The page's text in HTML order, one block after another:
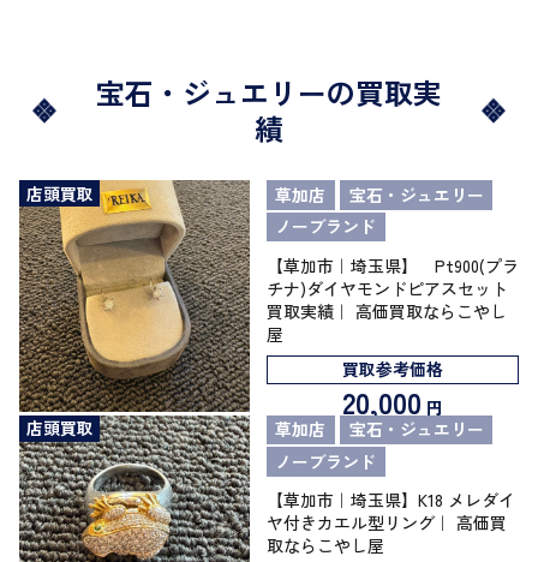
宝石・ジュエリーの買取実
績
店頭買取 草加店
宝石・ジュエリー
ノーブランド
【草加市｜埼玉県】 Pt900(プラ
チナ)ダイヤモンドピアスセット
買取実績｜ 高価買取ならこやし
屋
買取参考価格
20,000 円
店頭買取
草加店
宝石・ジュエリー
ノーブランド
【草加市｜埼玉県】K18 メレダイ
ヤ付きカエル型リング｜ 高価買
取ならこやし屋